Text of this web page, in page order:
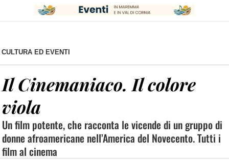
CULTURA ED EVENTI
Il Cinemaniaco. Il colore
viola
Un film potente, che racconta le vicende di un gruppo di
donne afroamericane nell’America del Novecento. Tutti i
film al cinema